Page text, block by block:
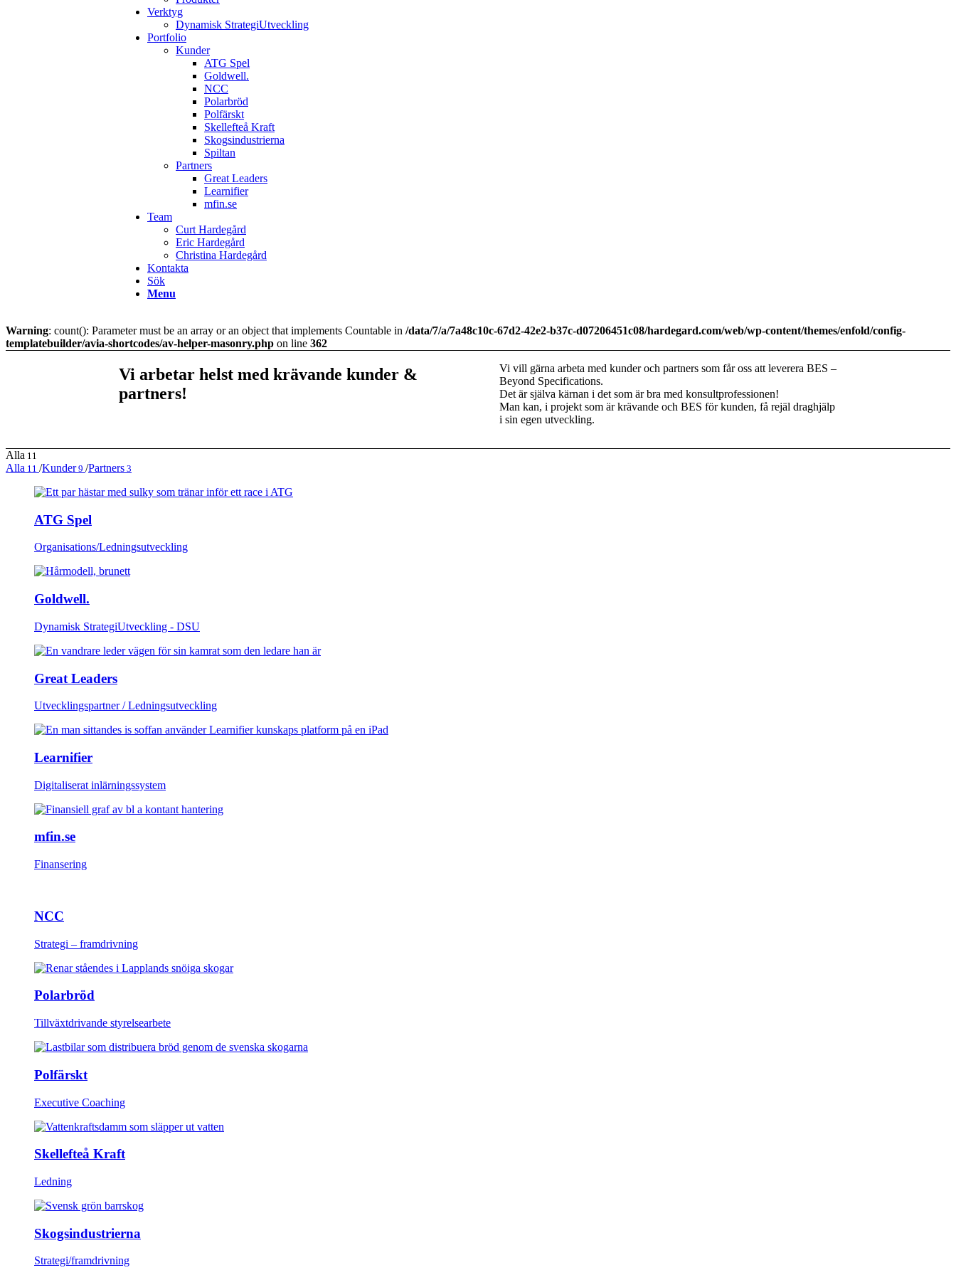
Verktyg
Dynamisk StrategiUtveckling
Portfolio
Kunder
ATG Spel
Goldwell.
NCC
Polarbröd
Polfärskt
Skellefteå Kraft
Skogsindustrierna
Spiltan
Partners
Great Leaders
Learnifier
mfin.se
Team
Curt Hardegård
Eric Hardegård
Christina Hardegård
Kontakta
Sök
Menu
Warning: count(): Parameter must be an array or an object that implements Countable in /data/7/a/7a48c10c-67d2-42e2-b37c-d07206451c08/hardegard.com/web/wp-content/themes/enfold/config-
templatebuilder/avia-shortcodes/av-helper-masonry.php on line 362
Vi arbetar helst med krävande kunder &
partners!
Vi vill gärna arbeta med kunder och partners som får oss att leverera BES –
Beyond Specifications.
Det är själva kärnan i det som är bra med konsultprofessionen!
Man kan, i projekt som är krävande och BES för kunden, få rejäl draghjälp
i sin egen utveckling.
Alla 11
Alla 11 /Kunder9 /Partners 3
ATG Spel
Organisations/Ledningsutveckling
Goldwell.
Dynamisk StrategiUtveckling - DSU
Great Leaders
Utvecklingspartner / Ledningsutveckling
Learnifier
Digitaliserat inlärningssystem
mfin.se
Finansering
NCC
Strategi – framdrivning
Polarbröd
Tillväxtdrivande styrelsearbete
Polfärskt
Executive Coaching
Skellefteå Kraft
Ledning
Skogsindustrierna
Strategi/framdrivning